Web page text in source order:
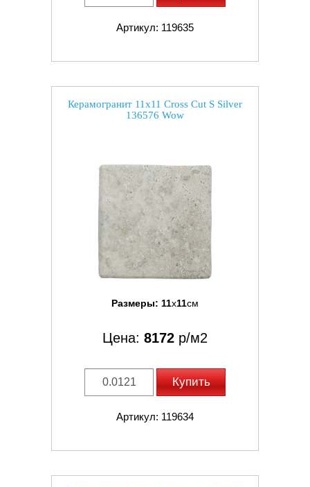
Артикул: 119635
Керамогранит 11x11 Cross Cut S Silver
136576 Wow
Размеры: 11x11см
Цена: 8172 р/м2
Купить
Артикул: 119634